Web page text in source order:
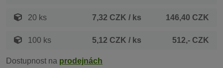
20 ks 7,32 CZK / ks 146,40 CZK
100 ks 5,12 CZK / ks 512,- CZK
Dostupnost na prodejnách